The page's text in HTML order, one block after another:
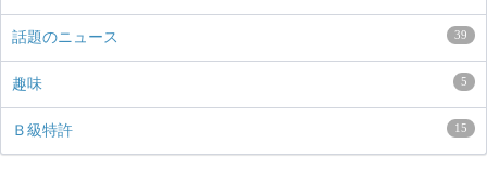
話題のニュース 39
趣味 5
Ｂ級特許 15